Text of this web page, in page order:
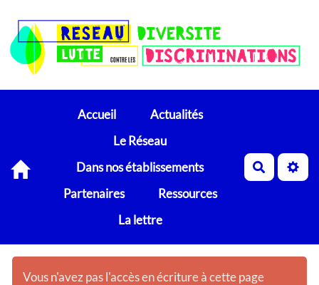
Accueil
Actualités
Le Réseau
Dans nos établissements
Partenaires
Ressources
La lettre
Vous n'avez pas l'accès en écriture à cette page